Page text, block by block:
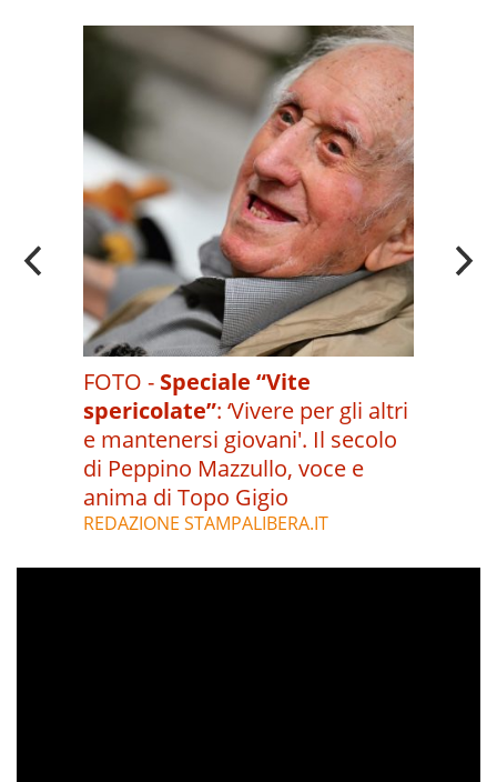
FOTO - Speciale “Vite
spericolate”: ‘Vivere per gli altri
e mantenersi giovani'. Il secolo
di Peppino Mazzullo, voce e
anima di Topo Gigio
REDAZIONE STAMPALIBERA.IT